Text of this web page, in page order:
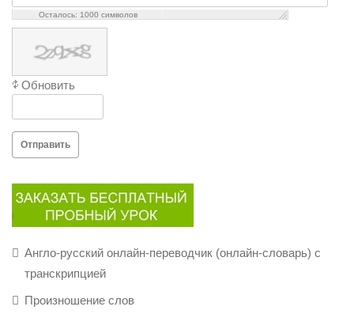
Осталось: 1000 символов
Обновить
Отправить
Англо-русский онлайн-переводчик (онлайн-словарь) с
транскрипцией
Произношение слов